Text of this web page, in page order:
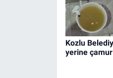
Kozlu
yerine çamur